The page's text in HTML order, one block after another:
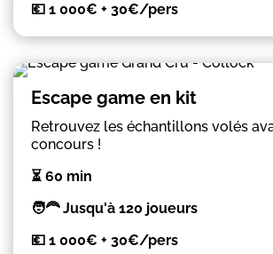
💶 1 000€ + 30€/pers
Escape game en kit
Retrouvez les échantillons volés
concours !
⏳ 60 min
🧑‍🦰 Jusqu'à 120 joueurs
💶 1 000€ + 30€/pers